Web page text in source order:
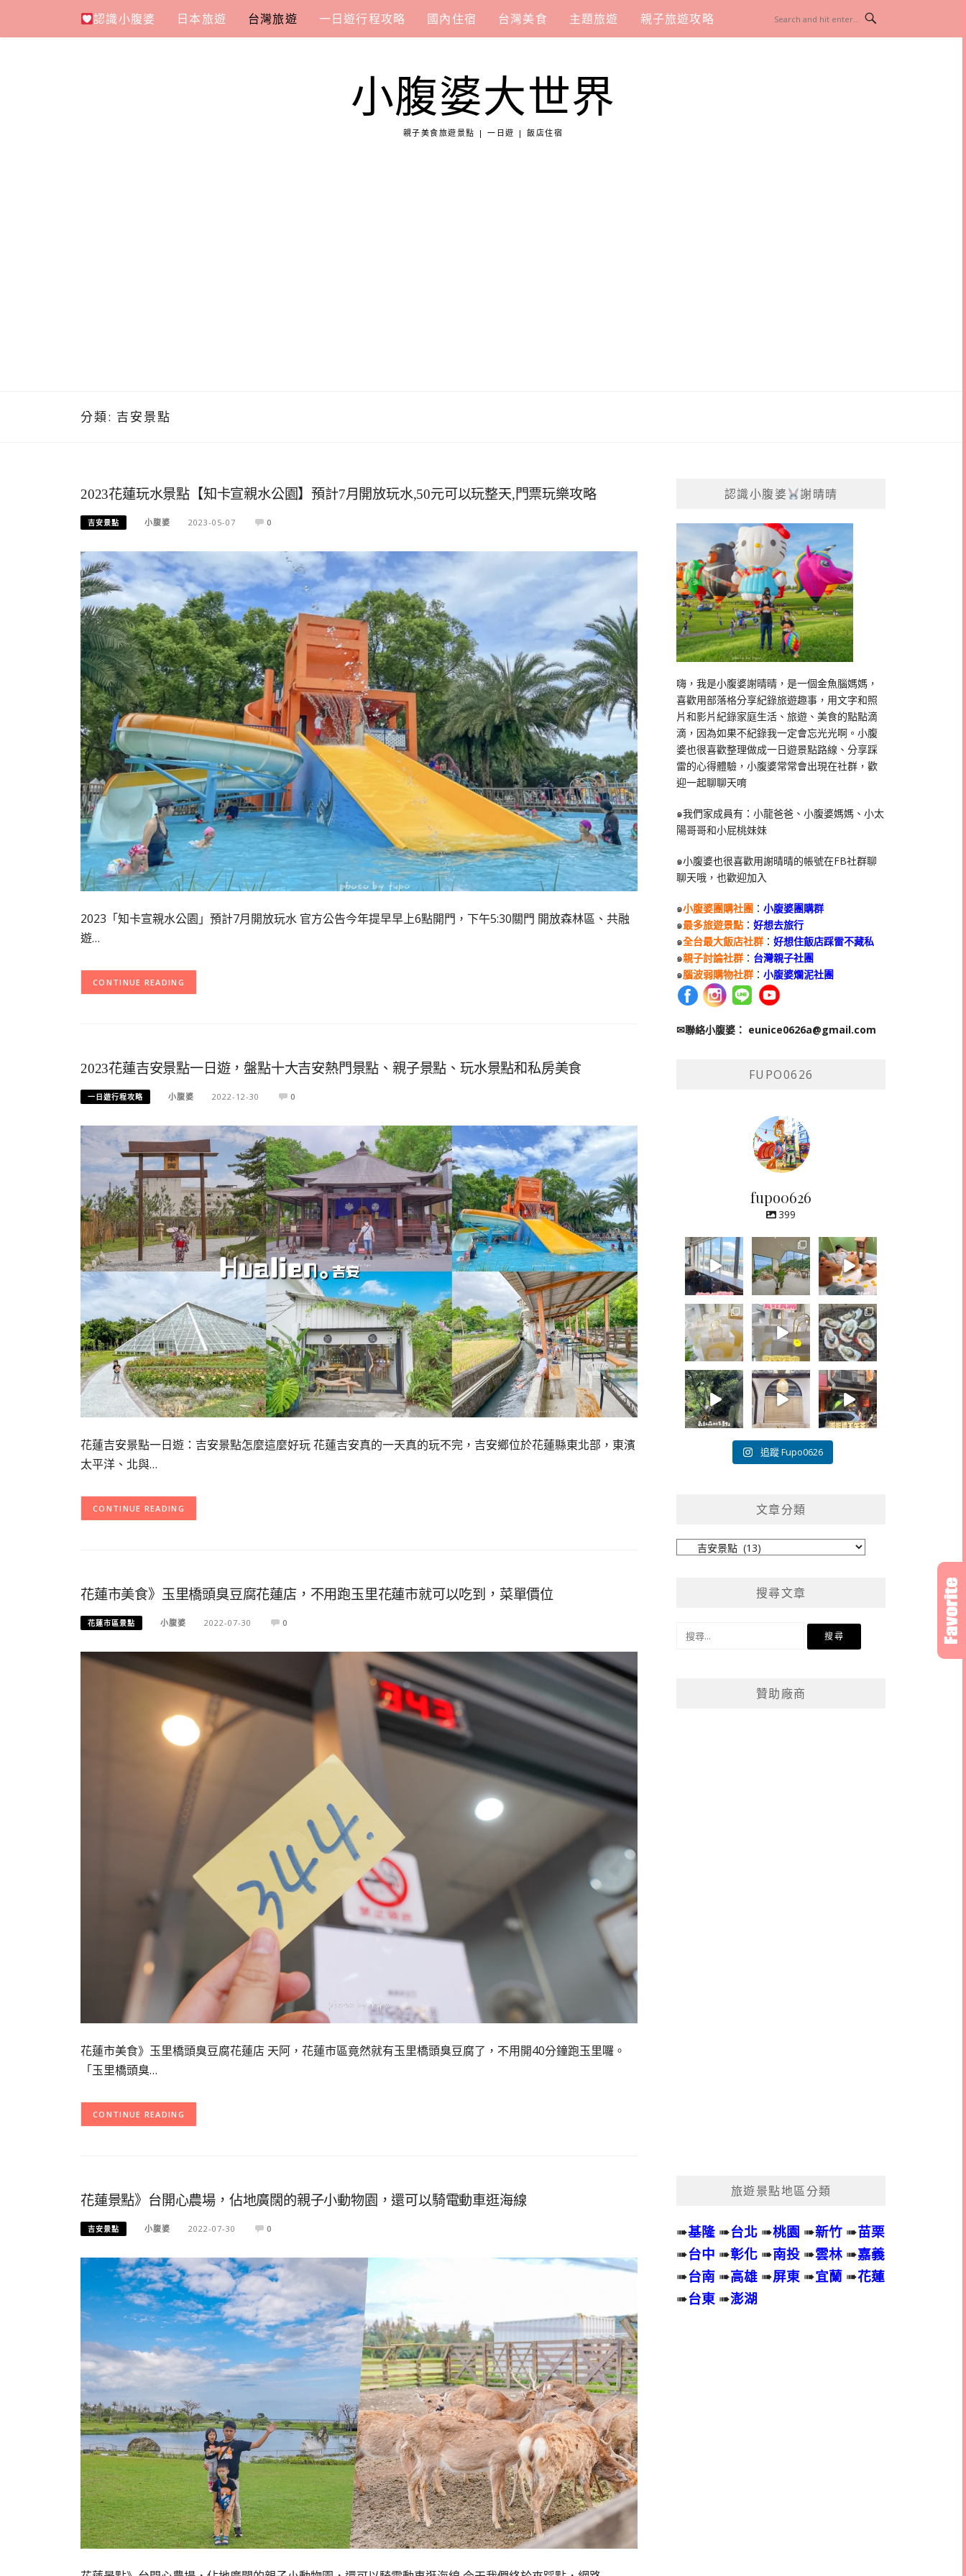
content
認識小腹婆 日本旅遊 台灣旅遊 一日遊行程攻略 國內住宿 台灣美食 主題旅遊 親子旅遊攻略
小腹婆大世界
親子美食旅遊景點 | 一日遊 | 飯店住宿
分類: 吉安景點
2023花蓮玩水景點【知卡宣親水公園】預計7月開放玩水,50元可以玩整天,門票玩樂攻略
吉安景點 小腹婆 2023-05-07 0
2023「知卡宣親水公園」預計7月開放玩水 官方公告今年提早早上6點開門，下午5:30關門 開放森林區、共融
遊…
CONTINUE READING
2023花蓮吉安景點一日遊，盤點十大吉安熱門景點、親子景點、玩水景點和私房美食
一日遊行程攻略 小腹婆 2022-12-30 0
花蓮吉安景點一日遊：吉安景點怎麼這麼好玩 花蓮吉安真的一天真的玩不完，吉安鄉位於花蓮縣東北部，東濱
太平洋、北與…
CONTINUE READING
花蓮市美食》玉里橋頭臭豆腐花蓮店，不用跑玉里花蓮市就可以吃到，菜單價位
花蓮市區景點 小腹婆 2022-07-30 0
花蓮市美食》玉里橋頭臭豆腐花蓮店 天阿，花蓮市區竟然就有玉里橋頭臭豆腐了，不用開40分鐘跑玉里囉。
「玉里橋頭臭…
CONTINUE READING
花蓮景點》台開心農場，佔地廣闊的親子小動物園，還可以騎電動車逛海線
吉安景點 小腹婆 2022-07-30 0
認識小腹婆 謝晴晴
嗨，我是小腹婆謝晴晴，是一個金魚腦媽媽，
喜歡用部落格分享紀錄旅遊趣事，用文字和照
片和影片紀錄家庭生活、旅遊、美食的點點滴
滴，因為如果不紀錄我一定會忘光光啊。小腹
婆也很喜歡整理做成一日遊景點路線、分享踩
雷的心得體驗，小腹婆常常會出現在社群，歡
迎一起聊聊天唷
๑我們家成員有：小龍爸爸、小腹婆媽媽、小太
陽哥哥和小屁桃妹妹
๑小腹婆也很喜歡用謝晴晴的帳號在FB社群聊
聊天哦，也歡迎加入
๑小腹婆團購社團 ：小腹婆團購群
๑最多旅遊景點 ：好想去旅行
๑全台最大飯店社群 ：好想住飯店踩雷不藏私
๑親子討論社群 ： 台灣親子社團
๑腦波弱購物社群 ：小腹婆爛泥社團
✉聯絡小腹婆： eunice0626a@gmail.com
FUPO0626
fupo0626
399
追蹤 Fupo0626
文章分類
搜尋文章
贊助廠商
旅遊景點地區分類
➠基隆 ➠台北 ➠桃園 ➠新竹 ➠苗栗
➠台中 ➠彰化 ➠南投 ➠雲林 ➠嘉義
➠台南 ➠高雄 ➠屏東 ➠宜蘭 ➠花蓮
➠台東 ➠澎湖